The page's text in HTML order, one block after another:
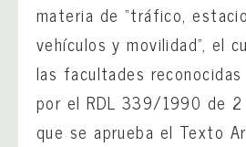
materia de “tráfico,
vehículos y movilidad”, el
las facultades
por el RDL 339/1990 de
que se aprueba el Texto